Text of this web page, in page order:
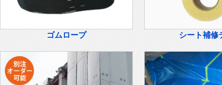
ゴムロープ シート補修